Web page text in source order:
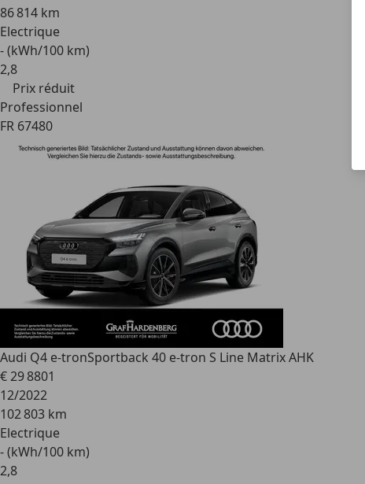
86 814 km
Electrique
- (kWh/100 km)
2,8
Prix réduit
Professionnel
FR 67480
Audi Q4 e-tronSportback 40 e-tron S Line Matrix AHK
€ 29 8801
12/2022
102 803 km
Electrique
- (kWh/100 km)
2,8